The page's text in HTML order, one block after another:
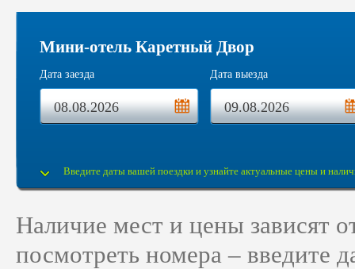
Мини-отель Каретный Двор
Дата заезда Дата выезда
Введите даты вашей поездки и узнайте актуальные цены и
Наличие мест и цены зависят
посмотреть номера – введите